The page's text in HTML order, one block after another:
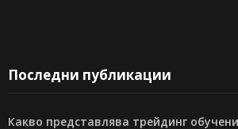
Последни публикации
Какво представлява трейдинг